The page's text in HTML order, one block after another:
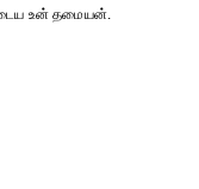
உன் தமையன்.